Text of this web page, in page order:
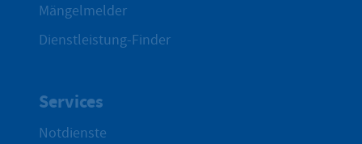
Mängelmelder
Dienstleistung-Finder
Services
Notdienste